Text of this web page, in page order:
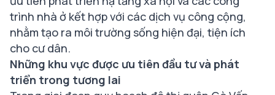
trình nhà ở kết hợp với các dịch vụ công cộng,
nhằm tạo ra môi trường sống hiện đại, tiện ích
cho cư dân.
Những khu vực được ưu tiên đầu tư và phát
triển trong tương lai